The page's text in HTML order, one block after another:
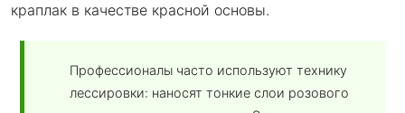
краплак в качестве красной основы.
Профессионалы часто используют технику
лессировки: наносят тонкие слои розового